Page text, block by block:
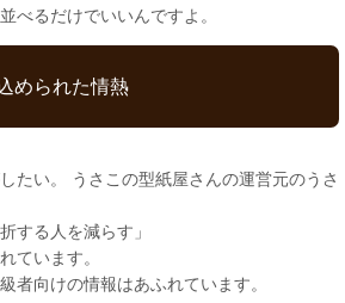
べるだけでいいんですよ。
められた情熱
たい。 うさこの型紙屋さんの運営元のうさ
する人を減らす」
ています。
者向けの情報はあふれています。